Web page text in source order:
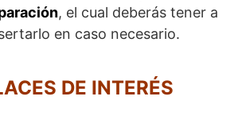
, el cual deberás tener a
en caso necesario.
DE INTERÉS